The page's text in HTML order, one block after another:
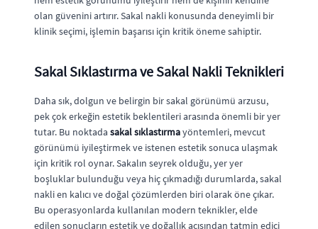
olan güvenini artırır. Sakal nakli konusunda deneyimli bir
klinik seçimi, işlemin başarısı için kritik öneme sahiptir.
Sakal Sıklastırma ve Sakal Nakli Teknikleri
Daha sık, dolgun ve belirgin bir sakal görünümü arzusu,
pek çok erkeğin estetik beklentileri arasında önemli bir yer
tutar. Bu noktada sakal sıklastırmayöntemleri, mevcut
görünümü iyileştirmek ve istenen estetik sonuca ulaşmak
için kritik rol oynar. Sakalın seyrek olduğu, yer yer
boşluklar bulunduğu veya hiç çıkmadığı durumlarda, sakal
nakli en kalıcı ve doğal çözümlerden biri olarak öne çıkar.
Bu operasyonlarda kullanılan modern teknikler, elde
edilen sonuçların estetik ve doğallık açısından tatmin edici